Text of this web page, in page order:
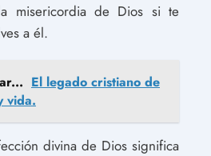
misericordia de Dios si te
a él.
El legado cristiano de
vida.
divina de Dios significa